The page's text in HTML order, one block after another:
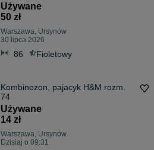
Używane
50 zł
Warszawa, Ursynów
30 lipca 2026
86 Fioletowy
Kombinezon, pajacyk H&M rozm.
74
Używane
14 zł
Warszawa, Ursynów
Dzisiaj o 09:31